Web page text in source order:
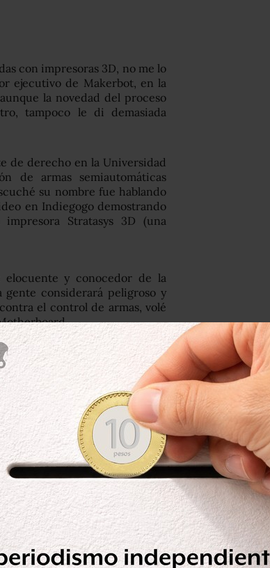
con impresoras 3D, no me lo
ejecutivo de Makerbot, en la
la novedad del proceso
tampoco le di demasiada
de derecho en la Universidad
de armas semiautomáticas
su nombre fue hablando
en Indiegogo demostrando
Stratasys 3D (una
elocuente y conocedor de la
considerará peligroso y
el control de armas, volé
No sabíamos qué
y le costaba hacer contacto
a qué me refiero?” y hablaba
de las armas impresas en 3D